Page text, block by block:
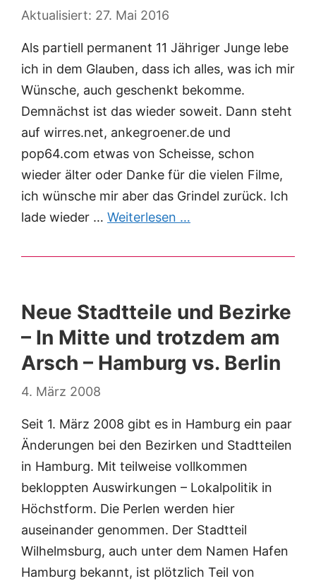
27. Mai 2016
Als partiell permanent 11 Jähriger Junge lebe
ich in dem Glauben, dass ich alles, was ich mir
Wünsche, auch geschenkt bekomme.
Demnächst ist das wieder soweit. Dann steht
auf wirres.net, ankegroener.de und
pop64.com etwas von Scheisse, schon
wieder älter oder Danke für die vielen Filme,
ich wünsche mir aber das Grindel zurück. Ich
lade wieder … Weiterlesen …
Neue Stadtteile und Bezirke
– In Mitte und trotzdem am
Arsch – Hamburg vs. Berlin
4. März 2008
Seit 1. März 2008 gibt es in Hamburg ein paar
Änderungen bei den Bezirken und Stadtteilen
in Hamburg. Mit teilweise vollkommen
bekloppten Auswirkungen – Lokalpolitik in
Höchstform. Die Perlen werden hier
auseinander genommen. Der Stadtteil
Wilhelmsburg, auch unter dem Namen Hafen
Hamburg bekannt, ist plötzlich Teil von